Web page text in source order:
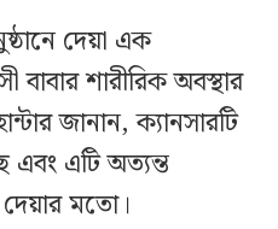
দেয়া এক
বাবার শারীরিক অবস্থার
জানান, ক্যানসারটি
এবং এটি অত্যন্ত
দেয়ার মতো।